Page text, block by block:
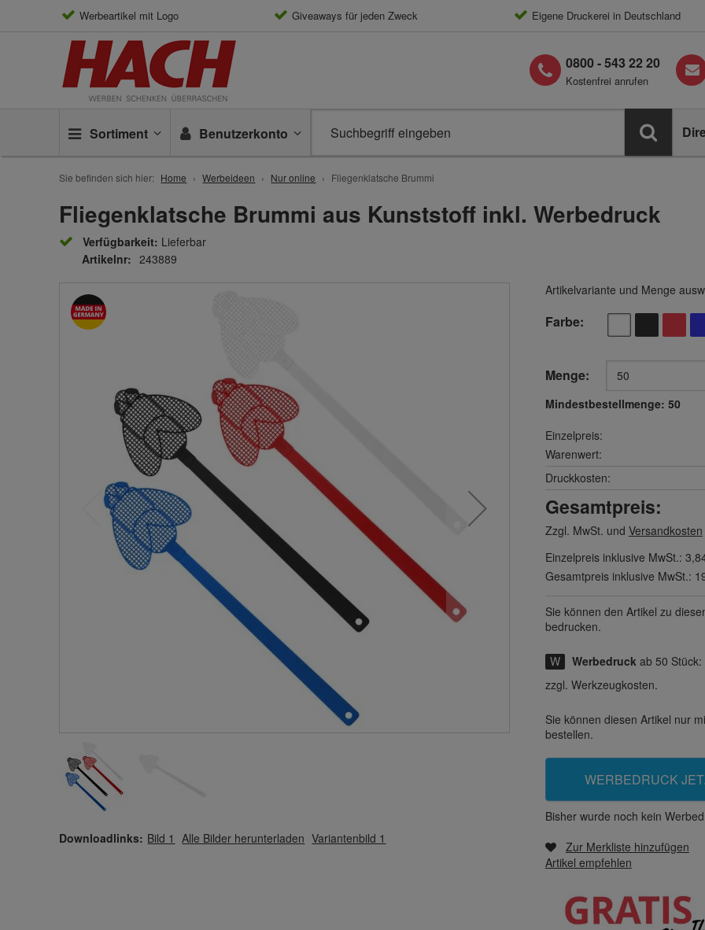
Werbeartikel mit Logo Giveaways für jeden Zweck Eigene Druckerei in Deutschland
0800 - 543 22 20
Kostenfrei anrufen
Sortiment Benutzerkonto
Sie befinden sich hier: Home Werbeideen Nur online Fliegenklatsche Brummi
Fliegenklatsche Brummi aus Kunststoff inkl. Werbedruck
Verfügbarkeit: Lieferbar
Artikelnr: 243889
Downloadlinks: Bild 1 Alle Bilder herunterladen Variantenbild 1
Artikelvariante und Menge
Farbe
Menge:
Mindestbestellmenge: 50
Einzelpreis:
Warenwert:
Druckkosten:
Gesamtpreis:
Zzgl. MwSt. und Versandkosten
Einzelpreis inklusive MwSt.:
Gesamtpreis inklusive MwSt.:
Sie können den Artikel zu
bedrucken.
Werbedruck ab 50 Stück:
zzgl. Werkzeugkosten.
Sie können diesen Artikel nur
bestellen.
WERBEDRUCK
Bisher wurde noch kein
Zur Merkliste hinzufügen
Artikel empfehlen